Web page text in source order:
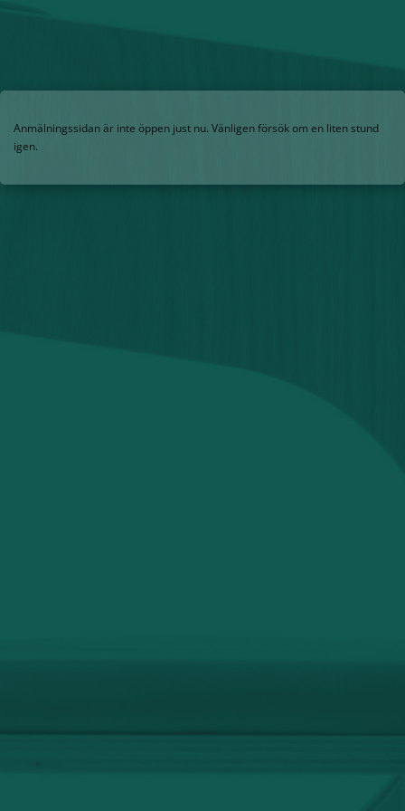
Anmälningssidan är inte öppen just nu. Vänligen försök om en liten stund
igen.